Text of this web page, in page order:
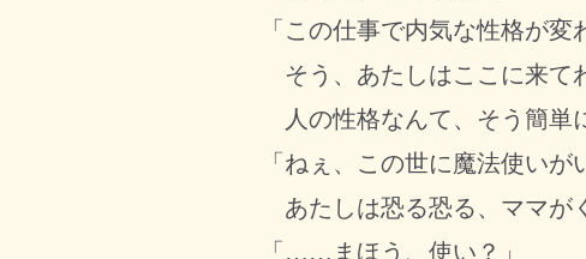
「この仕事で内気な性格が
そう、あたしはここに来て
人の性格なんて、そう簡単
「ねぇ、この世に魔法使い
あたしは恐る恐る、ママが
「……まほう、使い？」